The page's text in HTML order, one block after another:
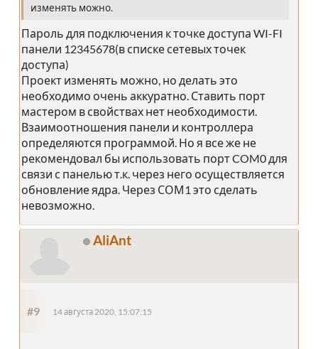
изменять можно.
Пароль для подключения к точке доступа WI-FI
панели 12345678(в списке сетевых точек
доступа)
Проект изменять можно, но делать это
необходимо очень аккуратно. Ставить порт
мастером в свойствах нет необходимости.
Взаимоотношения панели и контроллера
определяются программой. Но я все же не
рекомендовал бы использовать порт COM0 для
связи с панелью т.к. через него осуществляется
обновление ядра. Через СОМ1 это сделать
невозможно.
AliAnt
#9 14 августа 2020, 15:07:15